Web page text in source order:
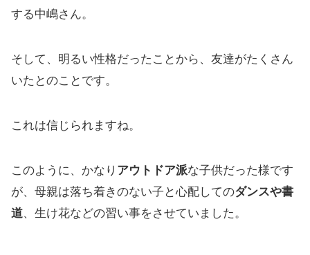
する中嶋さん。
そして、明るい性格だったことから、友達がたくさん
いたとのことです。
これは信じられますね。
このように、かなり アウトドア派な子供だった様です
が、母親は落ち着きのない子と心配してのダンスや書
道、生け花などの習い事をさせていました。